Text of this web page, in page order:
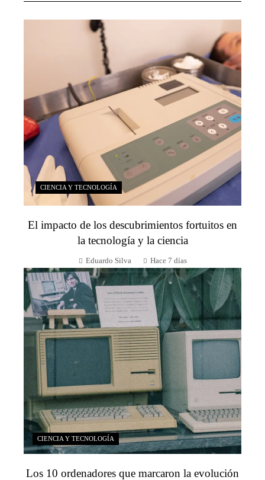
CIENCIA Y TECNOLOGÍA
El impacto de los descubrimientos fortuitos en
la tecnología y la ciencia
Eduardo Silva Hace 7 días
CIENCIA Y TECNOLOGÍA
Los 10 ordenadores que marcaron la evolución